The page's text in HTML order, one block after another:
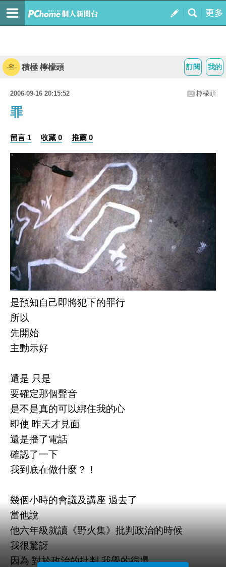
我的
訂閱
積極 檸檬頭
2006-09-16 20:15:52 檸檬頭
罪
留言 1 收藏 0 推薦 0
是預知自己即將犯下的罪行
所以
先開始
主動示好
還是 只是
要確定那個聲音
是不是真的可以綁住我的心
即使 昨天才見面
還是播了電話
確認了一下
我到底在做什麼？！
幾個小時的會議及講座 過去了
當他說
他六年級就讀《野火集》批判政治的時候
我很驚訝
因為 對於政治的批判 我學的很慢